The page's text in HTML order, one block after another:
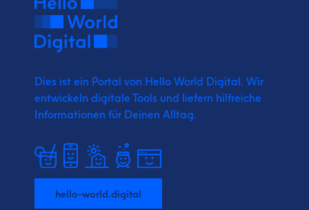
Dies ist ein Portal von Hello World Digital. Wir
entwickeln digitale Tools und liefern hilfreiche
Informationen für Deinen Alltag.
hello-world.digital